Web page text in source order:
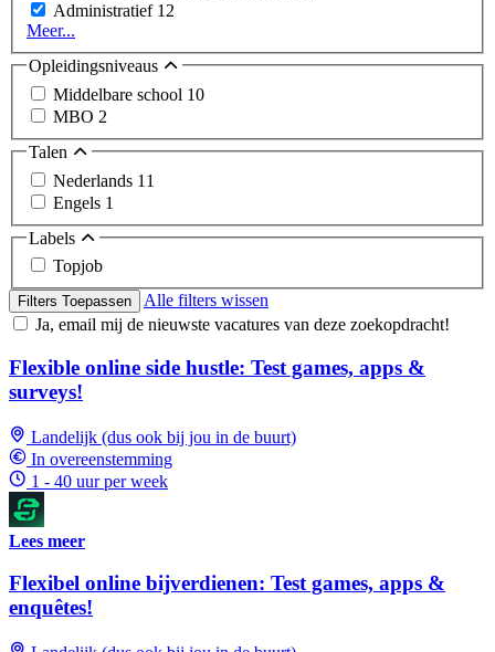
Administratief 12
Meer...
Opleidingsniveaus
Middelbare school 10
MBO 2
Talen
Nederlands 11
Engels 1
Labels
Topjob
Filters Toepassen
Alle filters wissen
Ja, email mij de nieuwste vacatures van deze zoekopdracht!
Flexible online side hustle: Test games, apps &
surveys!
Landelijk (dus ook bij jou in de buurt)
In overeenstemming
1 - 40 uur per week
Lees meer
Flexibel online bijverdienen: Test games, apps &
enquêtes!